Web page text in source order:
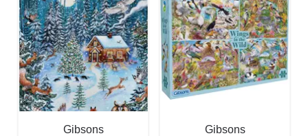
Gibsons
Gibsons